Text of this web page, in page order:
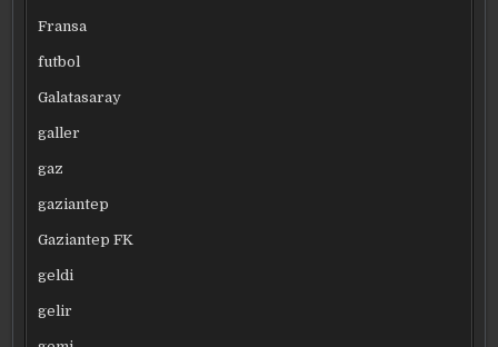
Fransa
futbol
Galatasaray
galler
gaz
gaziantep
Gaziantep FK
geldi
gelir